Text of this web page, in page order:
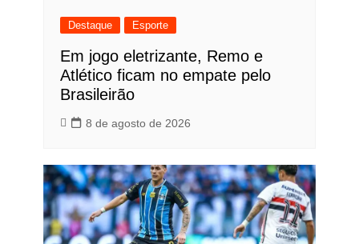
Destaque Esporte
Em jogo eletrizante, Remo e
Atlético ficam no empate pelo
Brasileirão
8 de agosto de 2026